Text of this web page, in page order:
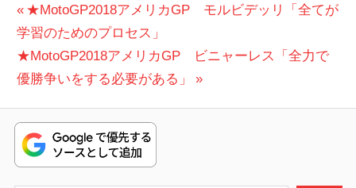
投
稿
ナ
ビ
ゲ
ー
前
の
投
稿:
★MotoGP2018アメリカGP モルビデッリ「全てが
学習のためのプロセス」
次
の
稿:
★MotoGP2018アメリカGP ビニャーレス「全力で
優勝争いをする必要がある」